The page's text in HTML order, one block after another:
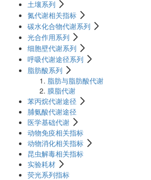
土壤系列
氮代谢相关指标
碳水化合物代谢系列
光合作用系列
细胞壁代谢系列
呼吸代谢途径系列
脂肪酸系列
脂肪与脂肪酸代谢
膜脂代谢
苯丙烷代谢途径
脯氨酸代谢途径
医学基础代谢
动物免疫相关指标
动物消化相关指标
昆虫解毒相关指标
实验耗材
荧光系列指标